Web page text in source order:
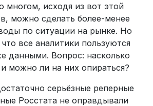
многом, исходя из вот этой
можно сделать более-менее
по ситуации на рынке. Но
все аналитики пользуются
данными. Вопрос: насколько
можно ли на них опираться?
серьёзные реперные
Росстата не оправдывали